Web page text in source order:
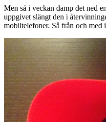
Men så i veckan damp det ned
uppgivet slängt den i
mobiltelefoner. Så från och med